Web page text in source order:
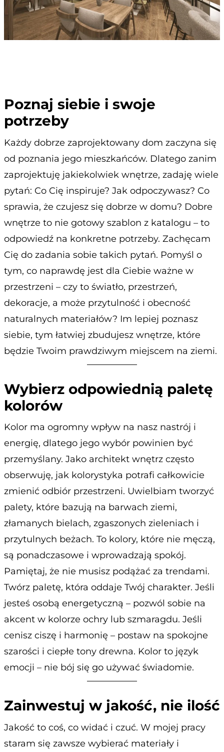
Poznaj siebie i swoje
potrzeby
Każdy dobrze zaprojektowany dom zaczyna się
od poznania jego mieszkańców. Dlatego zanim
zaprojektuję jakiekolwiek wnętrze, zadaję wiele
pytań: Co Cię inspiruje? Jak odpoczywasz? Co
sprawia, że czujesz się dobrze w domu? Dobre
wnętrze to nie gotowy szablon z katalogu – to
odpowiedź na konkretne potrzeby. Zachęcam
Cię do zadania sobie takich pytań. Pomyśl o
tym, co naprawdę jest dla Ciebie ważne w
przestrzeni – czy to światło, przestrzeń,
dekoracje, a może przytulność i obecność
naturalnych materiałów? Im lepiej poznasz
siebie, tym łatwiej zbudujesz wnętrze, które
będzie Twoim prawdziwym miejscem na ziemi.
Wybierz odpowiednią paletę
kolorów
Kolor ma ogromny wpływ na nasz nastrój i
energię, dlatego jego wybór powinien być
przemyślany. Jako architekt wnętrz często
obserwuję, jak kolorystyka potrafi całkowicie
zmienić odbiór przestrzeni. Uwielbiam tworzyć
palety, które bazują na barwach ziemi,
złamanych bielach, zgaszonych zieleniach i
przytulnych beżach. To kolory, które nie męczą,
są ponadczasowe i wprowadzają spokój.
Pamiętaj, że nie musisz podążać za trendami.
Twórz paletę, która oddaje Twój charakter. Jeśli
jesteś osobą energetyczną – pozwól sobie na
akcent w kolorze ochry lub szmaragdu. Jeśli
cenisz ciszę i harmonię – postaw na spokojne
szarości i ciepłe tony drewna. Kolor to język
emocji – nie bój się go używać świadomie.
Zainwestuj w jakość, nie ilość
Jakość to coś, co widać i czuć. W mojej pracy
staram się zawsze wybierać materiały i